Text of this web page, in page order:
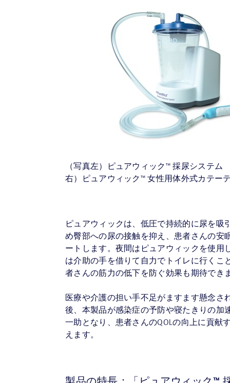
（写真左）ピュアウィック™ 採尿システ
右）ピュアウィック™ 女性用体外式カテー
ピュアウィックは、低圧で持続的に尿を吸
め臀部への尿の接触を抑え、患者さんの安
ートします。夜間はピュアウィックを使用
は介助の手を借りて自力でトイレに行くこ
者さんの筋力の低下を防ぐ効果も期待でき
医療や介護の担い手不足がますます懸念さ
後、本製品が感染症の予防や寝たきりの加
一助となり、患者さんのQOLの向上に貢献
えます。